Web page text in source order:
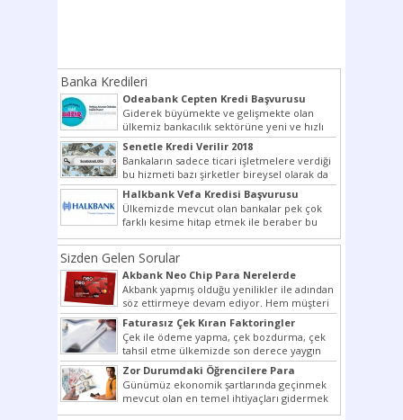
Banka Kredileri
Odeabank Cepten Kredi Başvurusu
KREDIM 8444
Giderek büyümekte ve gelişmekte olan
ülkemiz bankacılık sektörüne yeni ve hızlı
bir giriş yapmış olan...
Senetle Kredi Verilir 2018
Bankaların sadece ticari işletmelere verdiği
bu hizmeti bazı şirketler bireysel olarak da
vermektedir. Senetle kredi...
Halkbank Vefa Kredisi Başvurusu
Ülkemizde mevcut olan bankalar pek çok
farklı kesime hitap etmek ile beraber bu
noktada son...
Sizden Gelen Sorular
Akbank Neo Chip Para Nerelerde
Kullanılır?
Akbank yapmış olduğu yenilikler ile adından
söz ettirmeye devam ediyor. Hem müşteri
potansiyelini arttırmak hem...
Faturasız Çek Kıran Faktoringler
Çek ile ödeme yapma, çek bozdurma, çek
tahsil etme ülkemizde son derece yaygın
bir şekilde...
Zor Durumdaki Öğrencilere Para
Yardımı
Günümüz ekonomik şartlarında geçinmek
mevcut olan en temel ihtiyaçları gidermek
dahi son derece zor olmak...